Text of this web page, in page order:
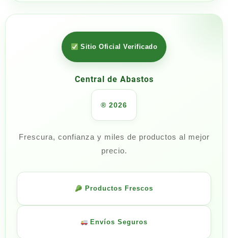
Sitio Oficial Verificado
Central de Abastos
® 2026
Frescura, confianza y miles de productos al mejor
precio.
Productos Frescos
Envíos Seguros